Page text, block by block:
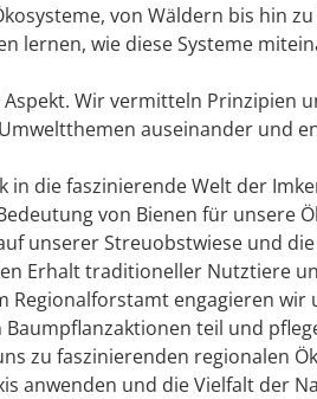
von Wäldern bis hin
lernen, wie diese Systeme
Wir vermitteln Prinzipien
auseinander und
in die faszinierende Welt der
von Bienen für unsere
unserer Streuobstwiese und
Erhalt traditioneller Nutztiere
Regionalforstamt engagieren wir
teil und
zu faszinierenden regionalen
anwenden und die Vielfalt der